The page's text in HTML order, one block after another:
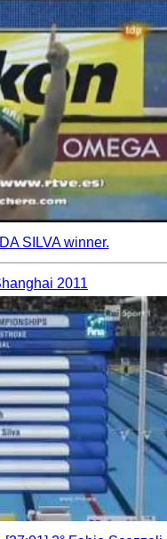
SILVA winner.
2011